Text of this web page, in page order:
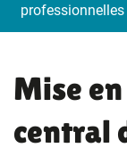
professionnelles
Mise
central